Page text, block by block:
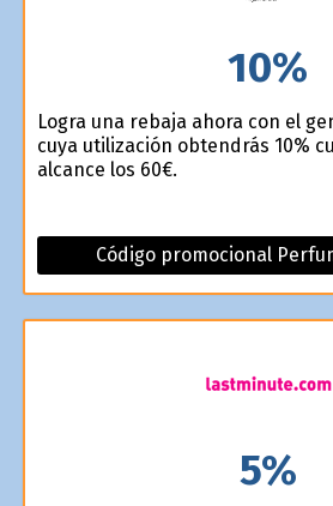
10%
Logra una rebaja ahora con el
cuya utilización obtendrás 10%
alcance los 60€.
Código promocional
5%